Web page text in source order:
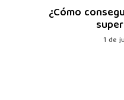
¿Cómo
1 de